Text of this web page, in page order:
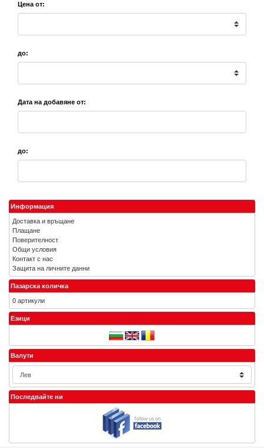
Цена от:
до:
Дата на добавяне от:
до:
Информация
Доставка и връщане
Плащане
Поверителност
Общи условия
Контакт с нас
Защита на личните данни
Пазарска количка
0 артикули
Езици
Валути
Последвайте ни